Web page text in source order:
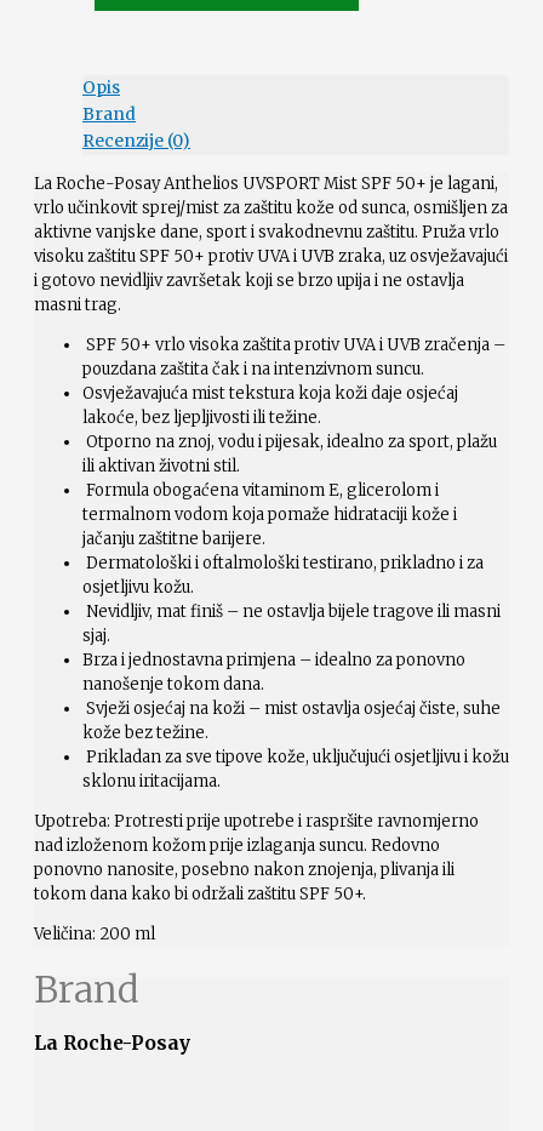
Opis
Brand
Recenzije (0)
La Roche-Posay Anthelios UVSPORT Mist SPF 50+ je lagani,
vrlo učinkovit sprej/mist za zaštitu kože od sunca, osmišljen za
aktivne vanjske dane, sport i svakodnevnu zaštitu. Pruža vrlo
visoku zaštitu SPF 50+ protiv UVA i UVB zraka, uz osvježavajući
i gotovo nevidljiv završetak koji se brzo upija i ne ostavlja
masni trag.
SPF 50+ vrlo visoka zaštita protiv UVA i UVB zračenja –
pouzdana zaštita čak i na intenzivnom suncu.
Osvježavajuća mist tekstura koja koži daje osjećaj
lakoće, bez ljepljivosti ili težine.
Otporno na znoj, vodu i pijesak, idealno za sport, plažu
ili aktivan životni stil.
Formula obogaćena vitaminom E, glicerolom i
termalnom vodom koja pomaže hidrataciji kože i
jačanju zaštitne barijere.
Dermatološki i oftalmološki testirano, prikladno i za
osjetljivu kožu.
Nevidljiv, mat finiš – ne ostavlja bijele tragove ili masni
sjaj.
Brza i jednostavna primjena – idealno za ponovno
nanošenje tokom dana.
Svježi osjećaj na koži – mist ostavlja osjećaj čiste, suhe
kože bez težine.
Prikladan za sve tipove kože, uključujući osjetljivu i kožu
sklonu iritacijama.
Upotreba: Protresti prije upotrebe i raspršite ravnomjerno
nad izloženom kožom prije izlaganja suncu. Redovno
ponovno nanosite, posebno nakon znojenja, plivanja ili
tokom dana kako bi održali zaštitu SPF 50+.
Veličina: 200 ml
Brand
La Roche-Posay